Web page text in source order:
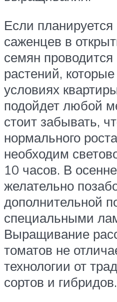
Если
саженцев в
семян
растений,
условиях
подойдет любой
стоит забывать,
нормального
необходим
10 часов. В
желательно
дополнительной
специальными
Выращивание
томатов не
технологии от
сортов и гибридов.